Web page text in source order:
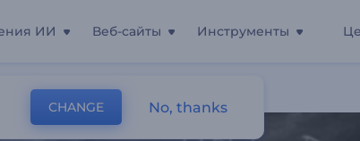
ИИ Веб-сайты Инструменты
CHANGE No, thanks